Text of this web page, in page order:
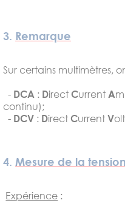
3. Remarque
Sur certains multimètres,
- DCA : Direct Current A
continu);
- DCV : Direct Current V
4. Mesure de la
Expérience :